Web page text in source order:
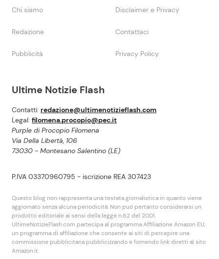
Ultime Notizie Flash
Contatti: redazione@ultimenotizieflash.com
Legal: filomena.procopio@pec.it
Purple di Procopio Filomena
Via Della Libertà, 106
73030 - Montesano Salentino (LE)
P.IVA 03370960795 - iscrizione REA 307423
Questo blog non rappresenta una testata giornalistica in quanto viene
aggiornato senza alcuna periodicità. Non puó pertanto considerarsi un
prodotto editoriale ai sensi della legge n.62 del 2001.
UltimeNotizieFlash.com partecipa al programma Affiliazione Amazon EU,
un programma di affiliazione che consente ai siti di percepire una
commissione pubblicitaria pubblicizzando e fornendo link diretti al sito
Amazon.it.
Chi siamo Disclaimer e Privacy
Redazione Contattaci
Pubblicità Privacy Policy